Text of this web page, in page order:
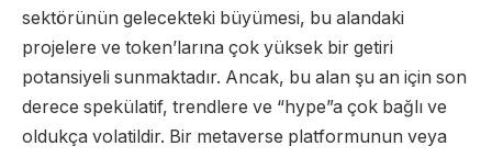
sektörünün gelecekteki büyümesi, bu alandaki
projelere ve token’larına çok yüksek bir getiri
potansiyeli sunmaktadır. Ancak, bu alan şu an için son
derece spekülatif, trendlere ve “hype”a çok bağlı ve
oldukça volatildir. Bir metaverse platformunun veya